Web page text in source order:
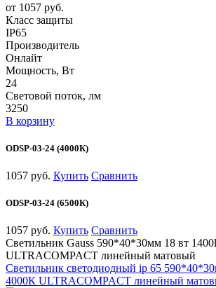
от 1057 руб.
Класс защиты
IP65
Производитель
Онлайт
Мощность, Вт
24
Световой поток, лм
3250
В корзину
ODSP-03-24 (4000К)
1057 руб. Купить Сравнить
ODSP-03-24 (6500К)
1057 руб. Купить Сравнить
Светильник Gauss 590*40*30мм 18 вт
ULTRACOMPACT линейный матовый
Светильник светодиодный ip 65
4000К ULTRACOMPACT линейный